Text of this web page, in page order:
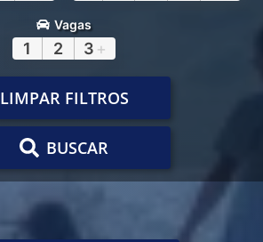
Vagas
1 2 3 +
LIMPAR FILTROS
BUSCAR